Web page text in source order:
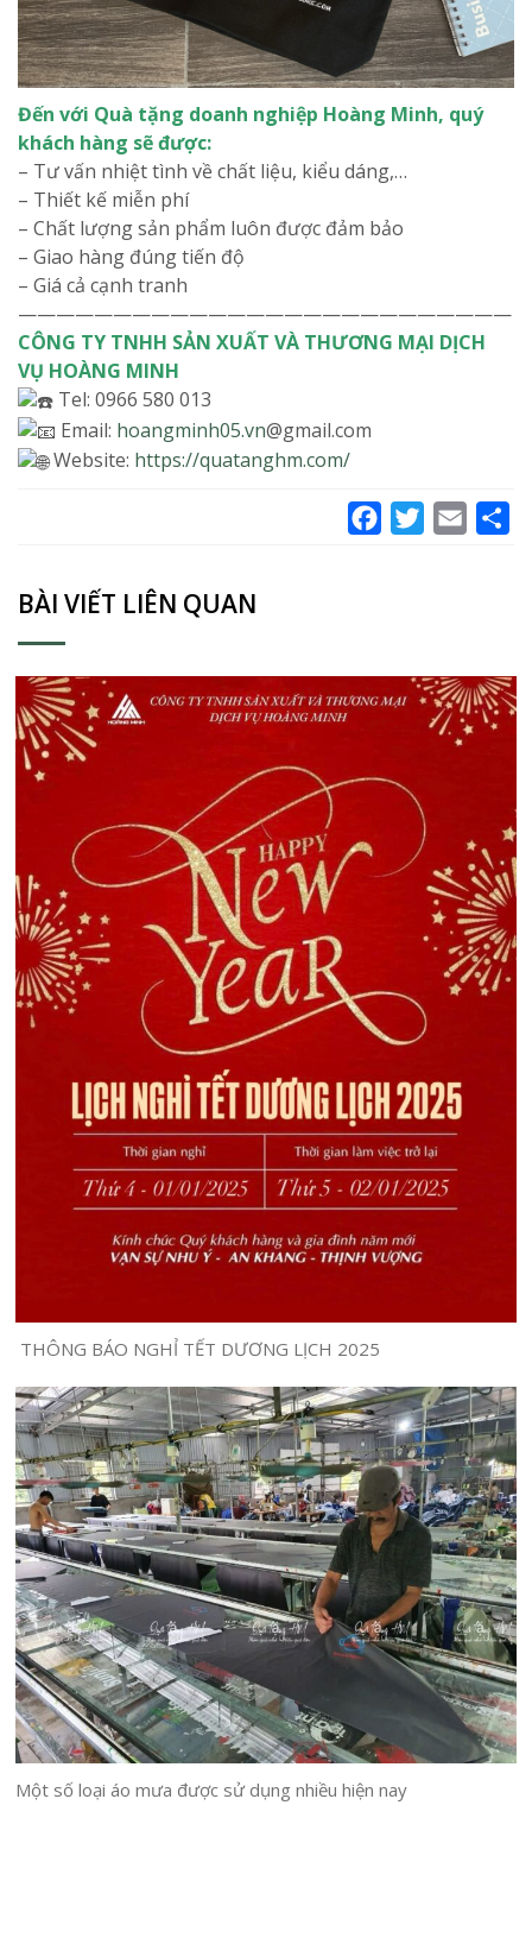
Đến với Quà tặng doanh nghiệp Hoàng Minh, quý
khách hàng sẽ được:
– Tư vấn nhiệt tình về chất liệu, kiểu dáng,…
– Thiết kế miễn phí
– Chất lượng sản phẩm luôn được đảm bảo
– Giao hàng đúng tiến độ
– Giá cả cạnh tranh
——————————————————————————
CÔNG TY TNHH SẢN XUẤT VÀ THƯƠNG MẠI DỊCH
VỤ HOÀNG MINH
Tel: 0966 580 013
Email: hoangminh05.vn@gmail.com
Website: https://quatanghm.com/
FacebookTwitterEmail
BÀI VIẾT LIÊN QUAN
THÔNG BÁO NGHỈ TẾT DƯƠNG LỊCH 2025
Một số loại áo mưa được sử dụng nhiều hiện nay